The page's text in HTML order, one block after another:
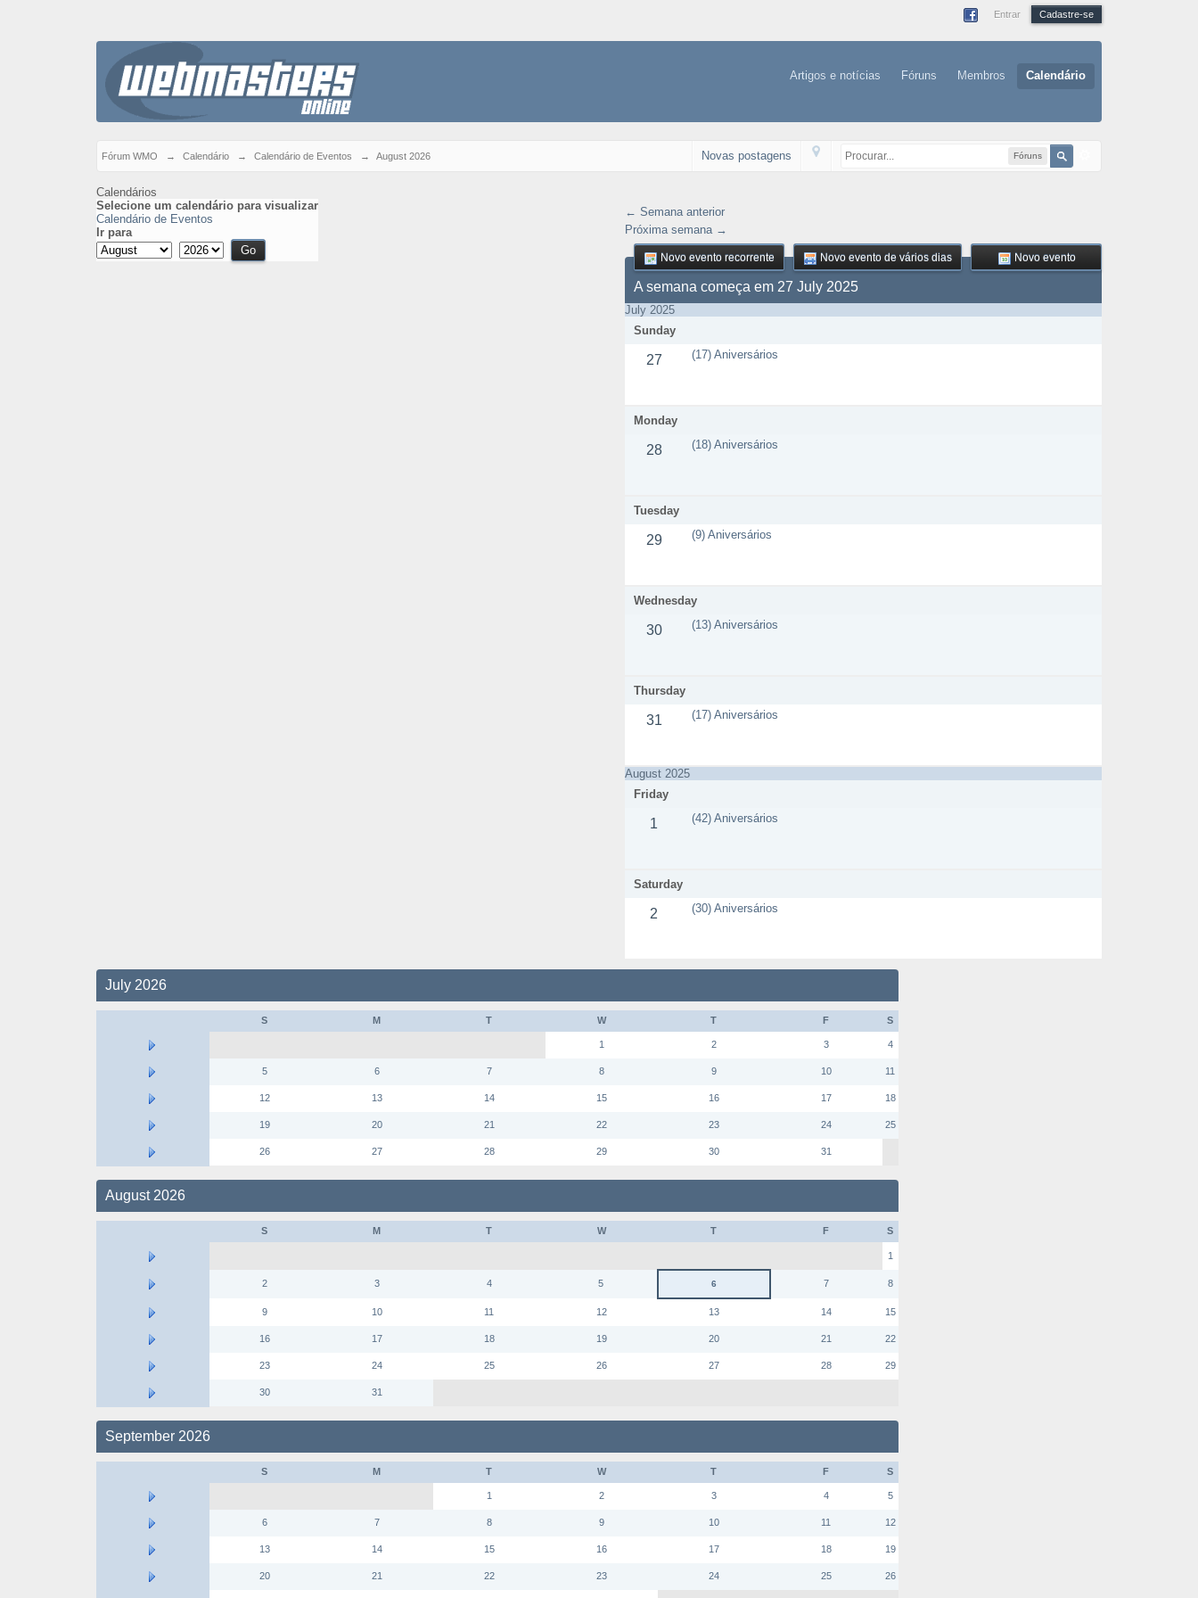
Entrar Cadastre-se
Artigos e notícias Fóruns Membros Calendário
Fórum WMO → Calendário → Calendário de Eventos → August 2026 Fóruns
Novas postagens
Calendários
Selecione um calendário para visualizar
Calendário de Eventos
Ir para
← Semana anterior
Próxima semana →
Novo evento
Novo evento de vários dias
Novo evento recorrente
A semana começa em 27 July 2025
July 2025
Sunday
27 (17) Aniversários
Monday
28 (18) Aniversários
Tuesday
29 (9) Aniversários
Wednesday
30 (13) Aniversários
Thursday
31 (17) Aniversários
August 2025
Friday
1 (42) Aniversários
Saturday
2 (30) Aniversários
July 2026
S M T W T F S
1 2 3 4
5 6 7 8 9 10 11
12 13 14 15 16 17 18
19 20 21 22 23 24 25
26 27 28 29 30 31
August 2026
S M T W T F S
1
2 3 4 5 6 7 8
9 10 11 12 13 14 15
16 17 18 19 20 21 22
23 24 25 26 27 28 29
30 31
September 2026
S M T W T F S
1 2 3 4 5
6 7 8 9 10 11 12
13 14 15 16 17 18 19
20 21 22 23 24 25 26